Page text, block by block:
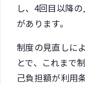
し、4回目以降
があります。
制度の見直しに
とで、これまで
己負担額が利用